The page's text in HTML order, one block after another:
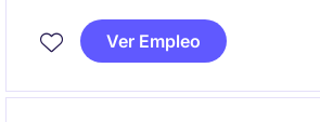
service performance, and
stakeholders to drive operational
Ver Empleo